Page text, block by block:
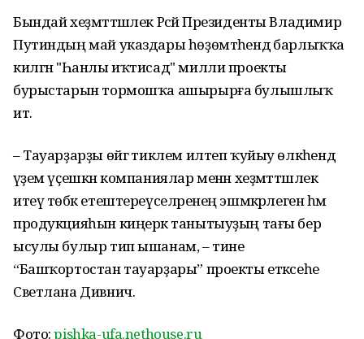
Бындай хеҙмәттәшлек Рәсәй Президенты Владимир
Путиндың май указдары һөҙөмтәһендә барлыҡҡа
килгән "Һанлы иҡтисад" милли проекты
бурыстарын тормошҡа ашырырға булышлыҡ
итә.
– Тауарҙарҙы өйгә тиклем илтеп ҡуйыу өлкәһендә
әүҙем үҫешкән компаниялар менән хеҙмәттәшлек
итеү төбәк етештереүселәренең эшмәкәрлеген һәм
продукцияһын киңерәк танытыуҙың тағы бер
ысулы булыр тип ышанам, – тине
“Башҡортостан тауарҙары” проекты етәксеһе
Светлана Дивнич.
Фото:pishka-ufa.nethouse.ru